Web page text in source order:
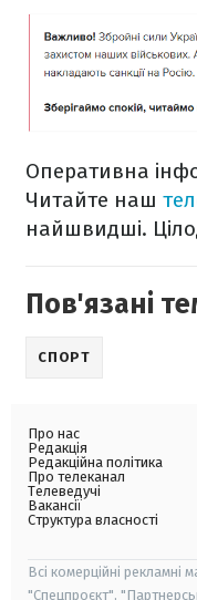
Оперативна
Читайте наш
найшвидші.
Пов'язані
СПОРТ
Про нас
Редакція
Редакційна політика
Про телеканал
Телеведучі
Вакансії
Структура власності
Всі комерційні рекламні
"Спецпроєкт",